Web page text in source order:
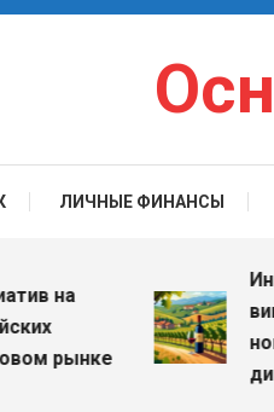
ЛИЧНЫЕ ФИНАНСЫ
на
рынке
новые